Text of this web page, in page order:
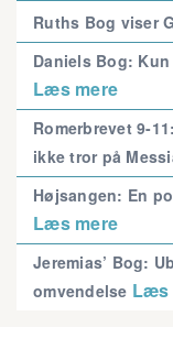
Ruths Bog viser
Daniels Bog:
Læs mere
Romerbrevet 9-
ikke tror på
Højsangen: En
Læs mere
Jeremias’ Bog:
omvendelse Læs